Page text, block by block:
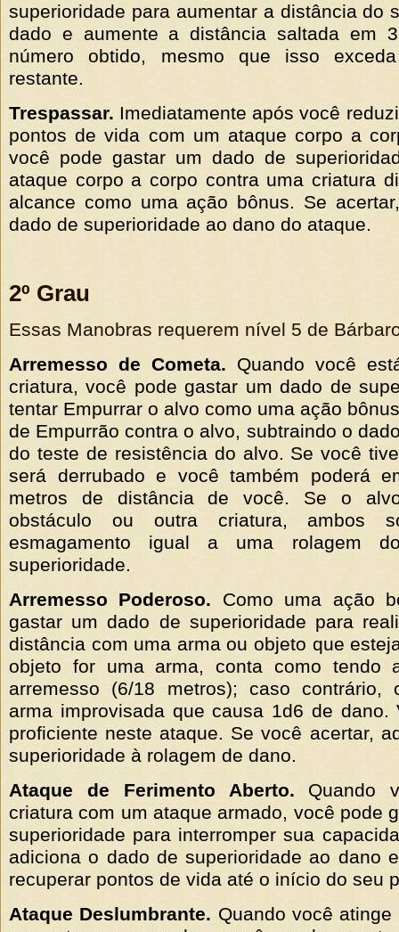
superioridade para aumentar a distância do
dado e aumente a distância saltada em
número obtido, mesmo que isso
restante.
Trespassar. Imediatamente após você
pontos de vida com um ataque corpo a
você pode gastar um dado de
ataque corpo a corpo contra uma criatura
alcance como uma ação bônus. Se
dado de superioridade ao dano do ataque.
2º Grau
Essas Manobras requerem nível 5 de
Arremesso de Cometa. Quando você
criatura, você pode gastar um dado de
tentar Empurrar o alvo como uma ação
de Empurrão contra o alvo, subtraindo o
do teste de resistência do alvo. Se você
será derrubado e você também poderá
metros de distância de você. Se o
obstáculo ou outra criatura, ambos
esmagamento igual a uma rolagem
superioridade.
Arremesso Poderoso. Como uma ação
gastar um dado de superioridade para
distância com uma arma ou objeto que
objeto for uma arma, conta como tendo
arremesso (6/18 metros); caso contrário,
arma improvisada que causa 1d6 de dano.
proficiente neste ataque. Se você acertar,
superioridade à rolagem de dano.
Ataque de Ferimento Aberto. Quando
criatura com um ataque armado, você pode
superioridade para interromper sua
adiciona o dado de superioridade ao dano
recuperar pontos de vida até o início do seu
Ataque Deslumbrante. Quando você